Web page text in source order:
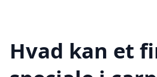
Hvad kan et